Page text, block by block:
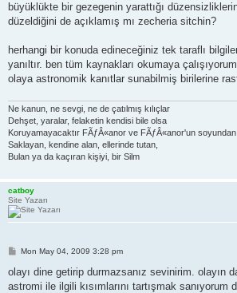
büyüklükte bir gezegenin yarattığı
düzeldiğini de açıklamış mı zecheria sitchin?
herhangi bir konuda edineceğiniz tek taraflı
yanıltır. ben tüm kaynakları okumaya
olaya astronomik kanıtlar sunabilmiş birilerine
Ne kanun, ne sevgi, ne de çatılmış kılıçlar
Dehşet, yaralar, felaketin kendisi bile olsa
Koruyamayacaktır FÃƒÂ«anor ve FÃƒÂ«anor'un soyundan
Saklayan, kendine alan, ellerinde tutan,
Bulan ya da kaçıran kişiyi, bir Silm
catboy
Site Yazarı
P
s
Mon May 04, 2009 3:28 pm
olayı dine getirip durmazsanız sevinirim. olayın
astromi ile ilgili kısımlarını tartışmak sanıyorum